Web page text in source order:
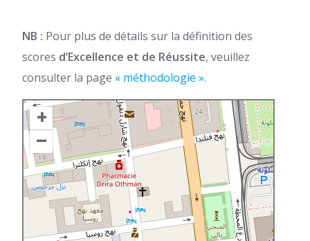
NB : Pour plus de détails sur la définition des
scores d’Excellence et de Réussite, veuillez
consulter la page « méthodologie ».
+
–